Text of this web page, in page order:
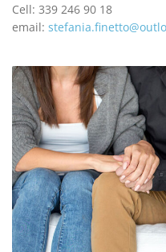
Cell: 339 246 90 18
email: